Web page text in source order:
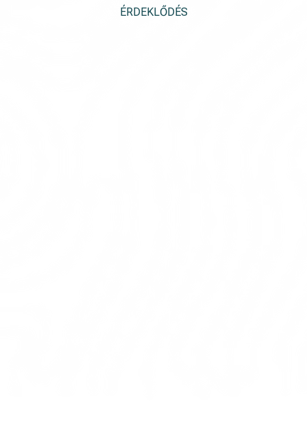
ÉRDEKLŐDÉS